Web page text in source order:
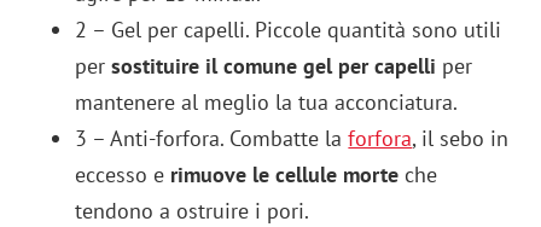
2 – Gel per capelli. Piccole quantità sono utili
persostituire il comune gel per capelli per
mantenere al meglio la tua acconciatura.
3 – Anti-forfora. Combatte laforfora, il sebo in
eccesso e rimuove le cellule morte che
tendono a ostruire i pori.